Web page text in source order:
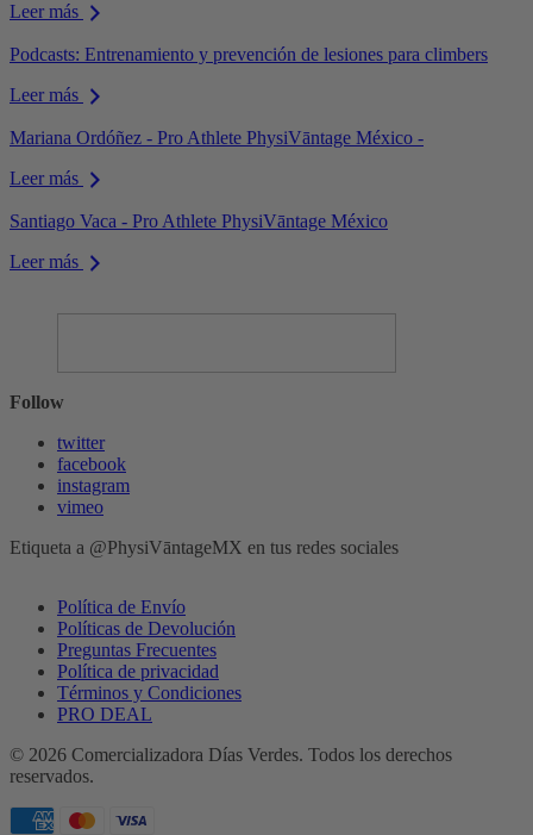
Leer más
Podcasts: Entrenamiento y prevención de lesiones para climbers
Leer más
Mariana Ordóñez - Pro Athlete PhysiVāntage México -
Leer más
Santiago Vaca - Pro Athlete PhysiVāntage México
Leer más
Follow
twitter
facebook
instagram
vimeo
Etiqueta a @PhysiVāntageMX en tus redes sociales
Política de Envío
Políticas de Devolución
Preguntas Frecuentes
Política de privacidad
Términos y Condiciones
PRO DEAL
© 2026 Comercializadora Días Verdes. Todos los derechos
reservados.